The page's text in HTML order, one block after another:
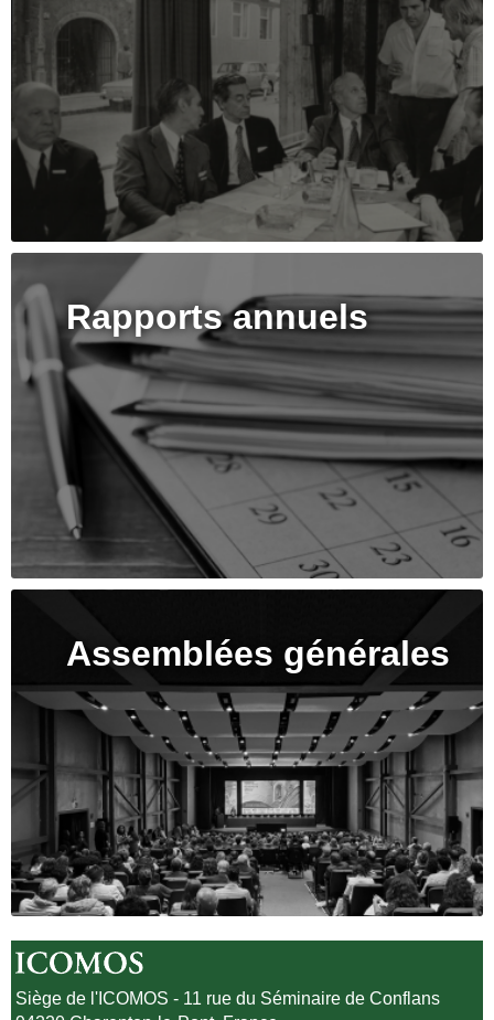
Rapports annuels
Assemblées générales
Siège de l'ICOMOS - 11 rue du Séminaire de Conflans